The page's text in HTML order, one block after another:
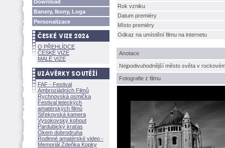
Download
Banery, Ikony, Loga
Personalizace
O PŘEHLÍDCE
ČESKÉ VIZE
MALÉ VIZE
FAF - Festival
Ambroziádních Filmů
Rychnovská osmička
Festival leteckých
amatérských filmů
Střekovská kamera
Vysokovský kohout
Pardubický kraťas
Okem dobrodruha
Rodinné amatérské video -
Memoriál Zdeňka Kopky
Rok vzniku
Datum premiéry
Místo premiéry
Odkaz na umístění filmu na internetu
Anotace
Nejpodivuhodnější město světa v
Fotografie z filmu